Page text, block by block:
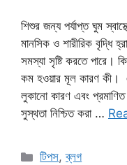
শিশুর জন্য পর্যাপ্ত ঘুম
মানসিক ও শারীরিক বৃদ্ধি
সমস্যা সৃষ্টি করতে পারে।
কম হওয়ার মূল কারণ কী।
লুকানো কারণ এবং
সুস্থতা নিশ্চিত করা …
Categories
টিপস,ব্লগ